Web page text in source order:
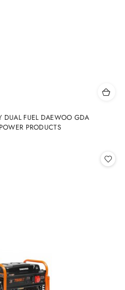
DUAL FUEL DAEWOO GDA
PRODUCTS